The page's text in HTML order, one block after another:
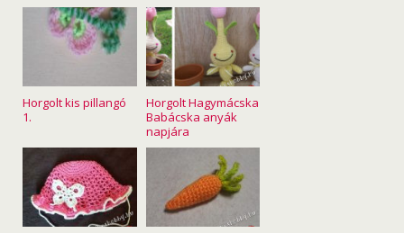
Horgolt kis pillangó
1.
Horgolt Hagymácska
Babácska anyák
napjára